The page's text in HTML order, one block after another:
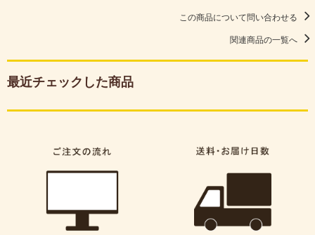
この商品について問い合わせる
関連商品の一覧へ
最近チェックした商品